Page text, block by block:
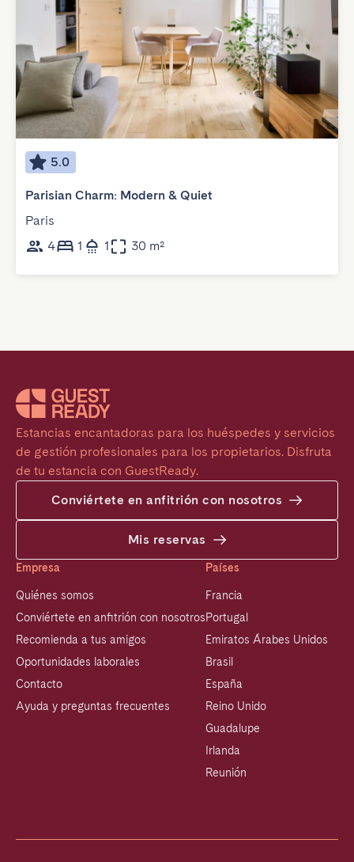
5.0
Parisian Charm: Modern & Quiet
Paris
4
1 1 30 m²
Estancias encantadoras para los huéspedes y servicios
de gestión profesionales para los propietarios. Disfruta
de tu estancia con GuestReady.
Conviértete en anfitrión con nosotros
Mis reservas
Empresa
Quiénes somos
Conviértete en anfitrión con nosotros
Recomienda a tus amigos
Oportunidades laborales
Contacto
Ayuda y preguntas frecuentes
Países
Francia
Portugal
Emiratos Árabes Unidos
Brasil
España
Reino Unido
Guadalupe
Irlanda
Reunión